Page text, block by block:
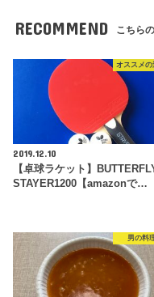
RECOMMEND こちら
オススメの
2019.12.10
【卓球ラケット】
STAYER1200【amazonで…
男の料